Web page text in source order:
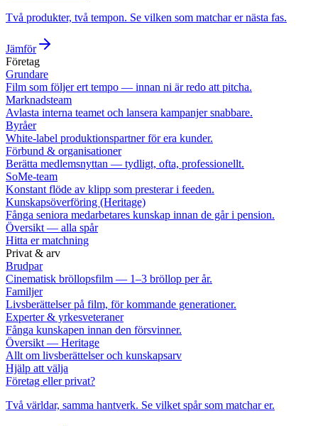
Två produkter, två tempon. Se vilken som matchar er nästa fas.
Jämför
Företag
Grundare
Film som följer ert tempo — innan ni är redo att pitcha.
Marknadsteam
Avlasta interna teamet och lansera kampanjer snabbare.
Byråer
White-label produktionspartner för era kunder.
Förbund & organisationer
Berätta medlemsnyttan — tydligt, ofta, professionellt.
SoMe-team
Konstant flöde av klipp som presterar i feeden.
Kunskapsöverföring (Heritage)
Fånga seniora medarbetares kunskap innan de går i pension.
Översikt — alla spår
Hitta er matchning
Privat & arv
Brudpar
Cinematisk bröllopsfilm — 1–3 bröllop per år.
Familjer
Livsberättelser på film, för kommande generationer.
Experter & yrkesveteraner
Fånga kunskapen innan den försvinner.
Översikt — Heritage
Allt om livsberättelser och kunskapsarv
Hjälp att välja
Företag eller privat?
Två världar, samma hantverk. Se vilket spår som matchar er.